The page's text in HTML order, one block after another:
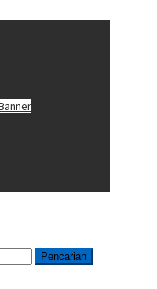
Pencarian